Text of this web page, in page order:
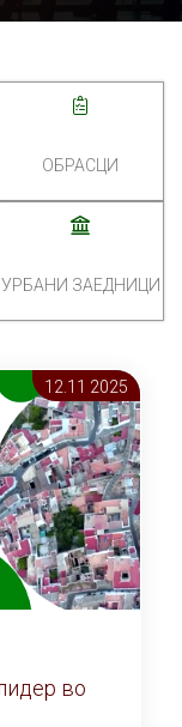
ОБРАСЦИ
УРБАНИ ЗАЕДНИЦИ
12.11 2025
во